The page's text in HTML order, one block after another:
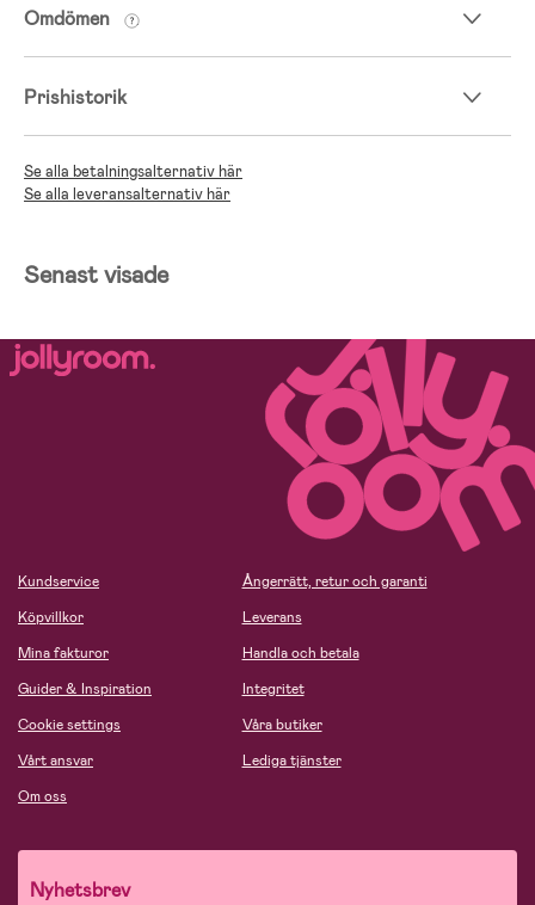
Omdömen
Prishistorik
Se alla betalningsalternativ här
Se alla leveransalternativ här
Senast visade
Kundservice
Köpvillkor
Mina fakturor
Guider & Inspiration
Cookie settings
Vårt ansvar
Om oss
Ångerrätt, retur och garanti
Leverans
Handla och betala
Integritet
Våra butiker
Lediga tjänster
Nyhetsbrev